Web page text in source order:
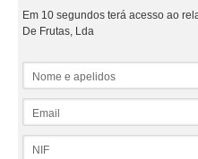
Em 10 segundos terá acesso ao
De Frutas, Lda